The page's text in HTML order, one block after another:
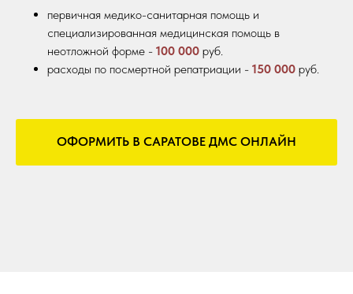
первичная медико-санитарная помощь и
специализированная медицинская помощь в
неотложной форме - 100 000 руб.
расходы по посмертной репатриации - 150 000 руб.
ОФОРМИТЬ В САРАТОВЕ ДМС ОНЛАЙН